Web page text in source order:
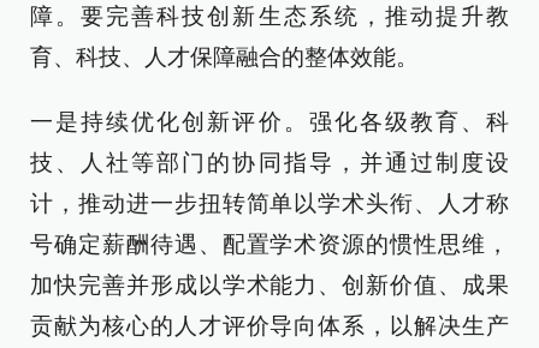
障。要完善科技创新生态系统，推动提升教
育、科技、人才保障融合的整体效能。
一是持续优化创新评价。强化各级教育、科
技、人社等部门的协同指导，并通过制度设
计，推动进一步扭转简单以学术头衔、人才称
号确定薪酬待遇、配置学术资源的惯性思维，
加快完善并形成以学术能力、创新价值、成果
贡献为核心的人才评价导向体系，以解决生产